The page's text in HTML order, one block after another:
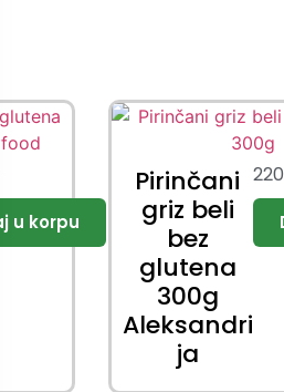
Pirinčani
griz beli
bez
glutena
300g
Aleksandri
ja
220